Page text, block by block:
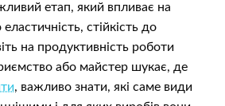
етап, який впливає на
стійкість до
на продуктивність роботи
або майстер шукає, де
, важливо знати, які саме види